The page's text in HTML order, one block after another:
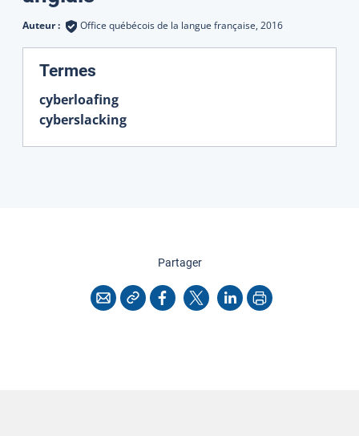
Auteur : Office québécois de la langue française, 2016
Termes
cyberloafing
cyberslacking
Partagercette page
CourrielCopier l'adresse
Facebook
X LinkedInImprimer